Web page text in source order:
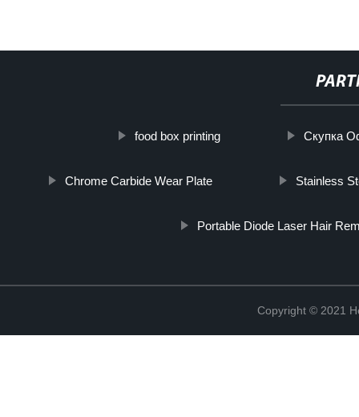
food box printing Скупка
Chrome Carbide Wear Plate Stainless
Portable Diode Laser Hair
Copyright © 2021